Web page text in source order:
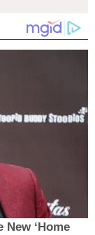
‘Home